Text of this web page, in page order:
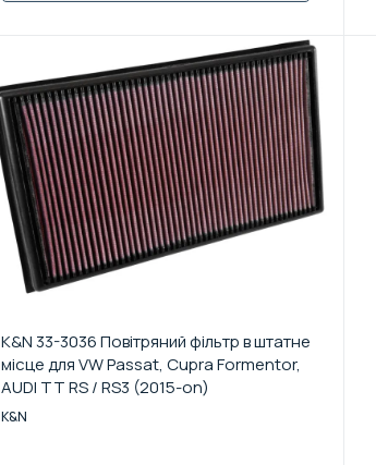
K&N 33-3036 Повітряний фільтр в штатне
місце для VW Passat, Cupra Formentor,
AUDI TT RS / RS3 (2015-on)
K&N